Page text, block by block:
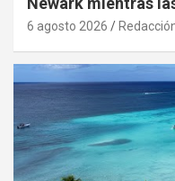
6 agosto 2026